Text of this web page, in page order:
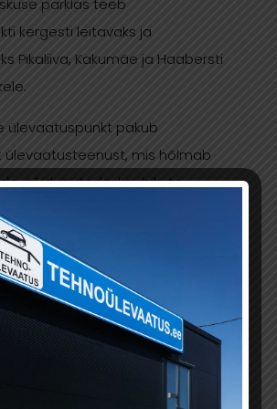
parklas teeb
kergesti leitavaks ja
Pikaliiva, Kakumäe ja Haabersti
ülevaatuspunkt pakub
mis hõlmab
sõiduautode, kaubikute,
haagiste, ATV-de ja
tehnoülevaatust.
on Rocca Al Mare
ka mugav online-
mis võimaldab teil leida
aja ning tasuda ülevaatuse
kaardiga. Kui tasute meie online-